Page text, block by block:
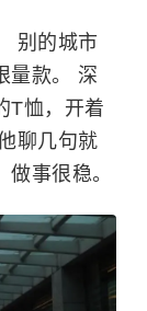
别的城市
量款。 深
T恤，开着
聊几句就
事很稳。